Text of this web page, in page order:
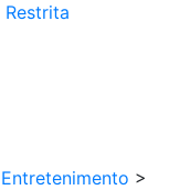
Restrita
Entretenimento >